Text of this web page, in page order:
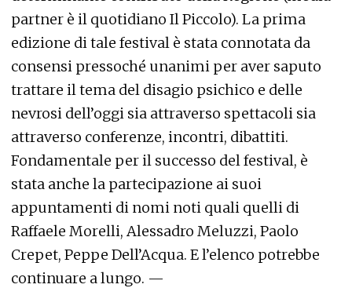
partner è il quotidiano Il Piccolo). La prima
edizione di tale festival è stata connotata da
consensi pressoché unanimi per aver saputo
trattare il tema del disagio psichico e delle
nevrosi dell’oggi sia attraverso spettacoli sia
attraverso conferenze, incontri, dibattiti.
Fondamentale per il successo del festival, è
stata anche la partecipazione ai suoi
appuntamenti di nomi noti quali quelli di
Raffaele Morelli, Alessadro Meluzzi, Paolo
Crepet, Peppe Dell’Acqua. E l’elenco potrebbe
continuare a lungo. —